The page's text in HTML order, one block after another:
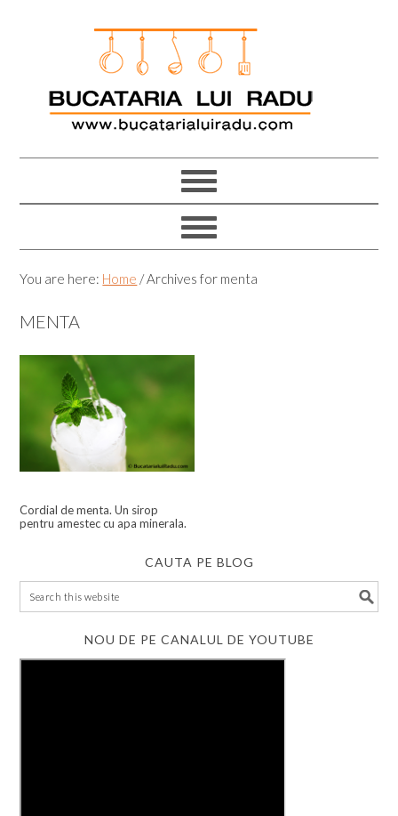
You are here: Home /Archives for menta
MENTA
Cordial de menta. Un sirop
pentru amestec cu apa minerala.
CAUTA PE BLOG
NOU DE PE CANALUL DE YOUTUBE